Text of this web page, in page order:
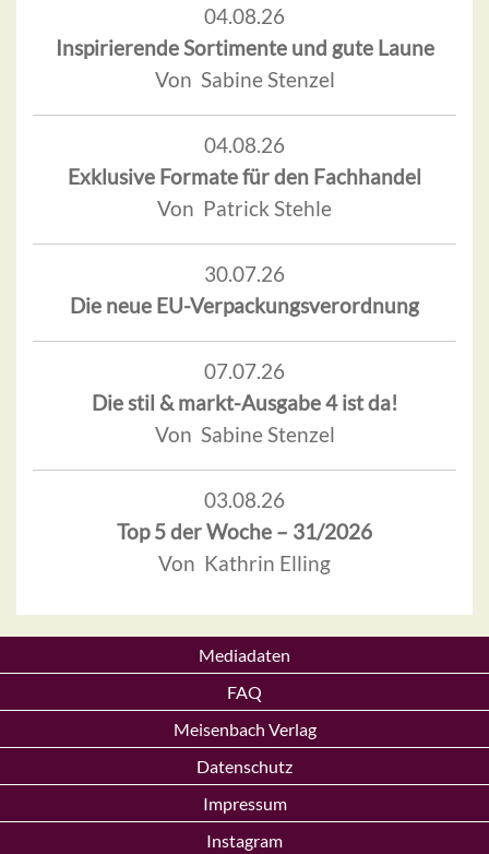
04.08.26
Inspirierende Sortimente und gute Laune
Von Sabine Stenzel
04.08.26
Exklusive Formate für den Fachhandel
Von Patrick Stehle
30.07.26
Die neue EU-Verpackungsverordnung
07.07.26
Die stil & markt-Ausgabe 4 ist da!
Von Sabine Stenzel
03.08.26
Top 5 der Woche – 31/2026
Von Kathrin Elling
Mediadaten
FAQ
Meisenbach Verlag
Datenschutz
Impressum
Instagram